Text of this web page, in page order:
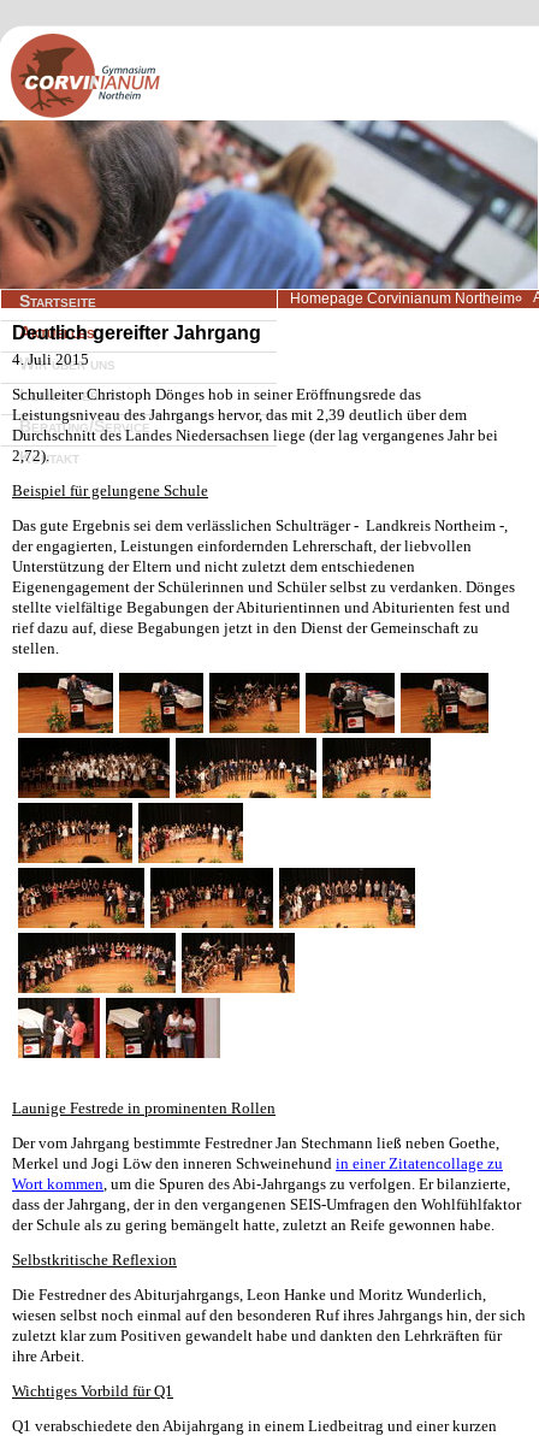
Navigation
überspringen
Startseite
Aktuelles
Wir über uns
Lernangebote
Beratung/Service
Kontakt
Homepage Corvinianum Northeim
Deutlich gereifter Jahrgang
4. Juli 2015
Schulleiter Christoph Dönges hob in seiner Eröffnungsrede das
Leistungsniveau des Jahrgangs hervor, das mit 2,39 deutlich über dem
Durchschnitt des Landes Niedersachsen liege (der lag vergangenes Jahr bei
2,72).
Beispiel für gelungene Schule
Das gute Ergebnis sei dem verlässlichen Schulträger - Landkreis Northeim -,
der engagierten, Leistungen einfordernden Lehrerschaft, der liebvollen
Unterstützung der Eltern und nicht zuletzt dem entschiedenen
Eigenengagement der Schülerinnen und Schüler selbst zu verdanken. Dönges
stellte vielfältige Begabungen der Abiturientinnen und Abiturienten fest und
rief dazu auf, diese Begabungen jetzt in den Dienst der Gemeinschaft zu
stellen.
Launige Festrede in prominenten Rollen
Der vom Jahrgang bestimmte Festredner Jan Stechmann ließ neben Goethe,
Merkel und Jogi Löw den inneren Schweinehund in einer Zitatencollage zu
Wort kommen, um die Spuren des Abi-Jahrgangs zu verfolgen. Er bilanzierte,
dass der Jahrgang, der in den vergangenen SEIS-Umfragen den Wohlfühlfaktor
der Schule als zu gering bemängelt hatte, zuletzt an Reife gewonnen habe.
Selbstkritische Reflexion
Die Festredner des Abiturjahrgangs, Leon Hanke und Moritz Wunderlich,
wiesen selbst noch einmal auf den besonderen Ruf ihres Jahrgangs hin, der sich
zuletzt klar zum Positiven gewandelt habe und dankten den Lehrkräften für
ihre Arbeit.
Wichtiges Vorbild für Q1
Q1 verabschiedete den Abijahrgang in einem Liedbeitrag und einer kurzen